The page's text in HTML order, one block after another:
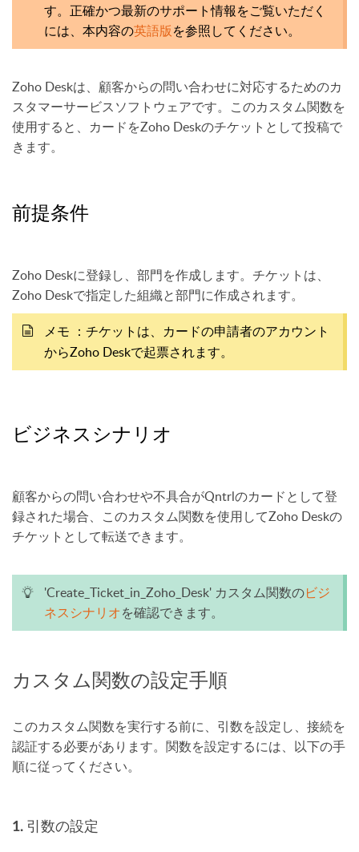
す。正確かつ最新のサポート情報をご覧いただく
には、本内容の英語版を参照してください。
Zoho Deskは、顧客からの問い合わせに対応するためのカ
スタマーサービスソフトウェアです。このカスタム関数を
使用すると、カードをZoho Deskのチケットとして投稿で
きます。
前提条件
Zoho Deskに登録し、部門を作成します。チケットは、
Zoho Deskで指定した組織と部門に作成されます。
メモ
：チケットは、カードの申請者のアカウント
からZoho Deskで起票されます。
ビジネスシナリオ
顧客からの問い合わせや不具合がQntrlのカードとして登
録された場合、このカスタム関数を使用してZoho Deskの
チケットとして転送できます。
'Create_Ticket_in_Zoho_Desk' カスタム関数のビジ
ネスシナリオを確認できます。
カスタム関数の設定手順
このカスタム関数を実行する前に、引数を設定し、接続を
認証する必要があります。関数を設定するには、以下の手
順に従ってください。
1. 引数の設定